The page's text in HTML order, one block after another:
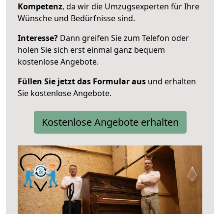
Kompetenz, da wir die Umzugsexperten für Ihre
Wünsche und Bedürfnisse sind.
Interesse? Dann greifen Sie zum Telefon oder
holen Sie sich erst einmal ganz bequem
kostenlose Angebote.
Füllen Sie jetzt das Formular aus und erhalten
Sie kostenlose Angebote.
Kostenlose Angebote erhalten